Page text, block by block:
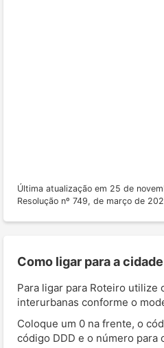
Última atualização em 25 de
Resolução nº 749, de março de
Como ligar para a
Para ligar para Roteiro utilize
interurbanas conforme o
Coloque um 0 na frente, o
código DDD e o número para